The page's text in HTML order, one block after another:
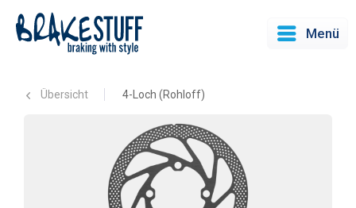
Menü
Übersicht 4-Loch (Rohloff)